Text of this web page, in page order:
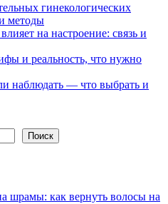
гинекологических
методы
на настроение: связь и
и реальность, что нужно
наблюдать — что выбрать и
Поиск
шрамы: как вернуть волосы на